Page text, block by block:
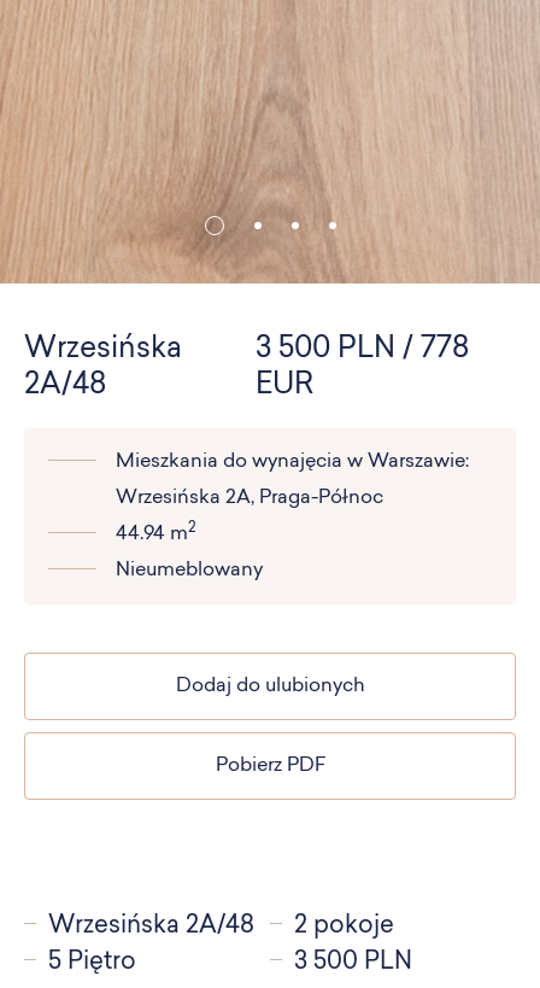
Wrzesińska
2A/48
3 500 PLN / 778
EUR
Mieszkania do wynajęcia w Warszawie:
Wrzesińska 2A, Praga-Północ
44.94 m2
Nieumeblowany
Dodaj do ulubionych
Pobierz PDF
Wrzesińska 2A/48
2 pokoje
5 Piętro
3 500 PLN